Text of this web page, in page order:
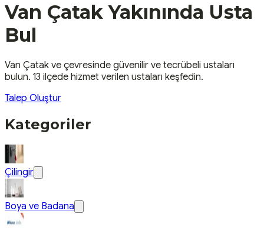
Van Çatak Yakınında Usta
Bul
Van Çatak ve çevresinde güvenilir ve tecrübeli ustaları
bulun. 13 ilçede hizmet verilen ustaları keşfedin.
Talep Oluştur
Kategoriler
Çilingir
Boya ve Badana